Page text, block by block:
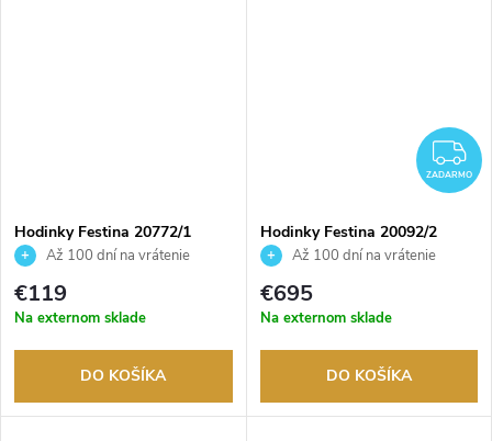
Hodinky Festina 20772/1
Až 100 dní na vrátenie
€119
Na externom sklade
DO KOŠÍKA
ZADARMO
Hodinky Festina 20092/2
Až 100 dní na vrátenie
€695
Na externom sklade
DO KOŠÍKA